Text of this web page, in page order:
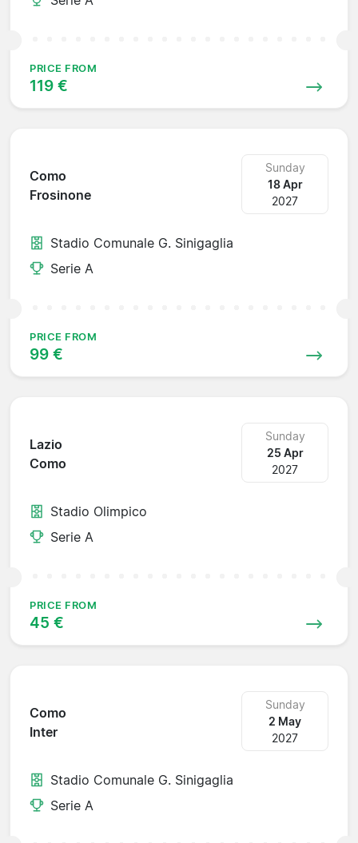
PRICE FROM
119 €
Como
Frosinone
Sunday
18 Apr
2027
Stadio Comunale G. Sinigaglia
Serie A
PRICE FROM
99 €
Lazio
Como
Sunday
25 Apr
2027
Stadio Olimpico
Serie A
PRICE FROM
45 €
Como
Inter
Sunday
2 May
2027
Stadio Comunale G. Sinigaglia
Serie A